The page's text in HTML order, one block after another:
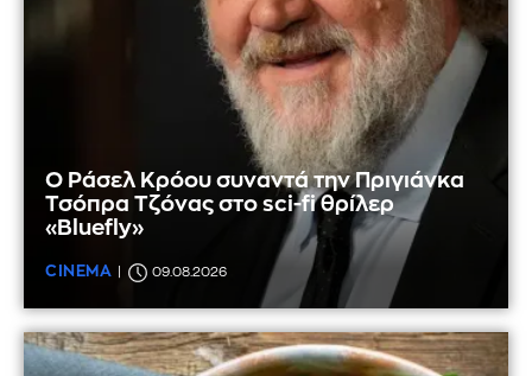
Ο Ράσελ Κρόου συναντά την Πριγιάνκα
Τσόπρα Τζόνας στο sci-fi θρίλερ
«Bluefly»
CINEMA 09.08.2026